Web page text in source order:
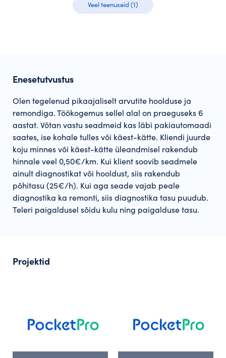
Veel teenuseid (1)
Enesetutvustus
Olen tegelenud pikaajaliselt arvutite hoolduse ja
remondiga. Töökogemus sellel alal on praeguseks 6
aastat. Võtan vastu seadmeid kas läbi pakiautomaadi
saates, ise kohale tulles või käest-kätte. Kliendi juurde
koju minnes või käest-kätte üleandmisel rakendub
hinnale veel 0,50€/km. Kui klient soovib seadmele
ainult diagnostikat või hooldust, siis rakendub
põhitasu (25€/h). Kui aga seade vajab peale
diagnostika ka remonti, siis diagnostika tasu puudub.
Teleri paigaldusel sõidu kulu ning paigalduse tasu.
Projektid